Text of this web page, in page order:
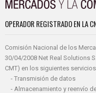
OPERADOR REGISTRADO EN LA
Comisión Nacional de los
30/04/2008 Net Real Solutions
CMT) en los siguientes
- Transmisión de datos
- Almacenamiento y reenvío